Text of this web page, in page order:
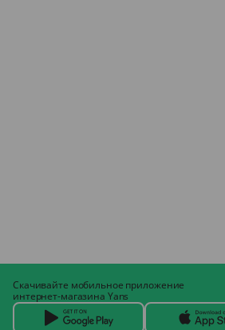
Скачивайте мобильное приложение
интернет-магазина Yans